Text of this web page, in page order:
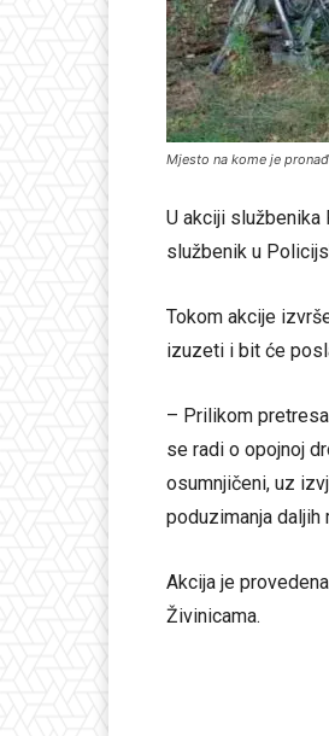
Mjesto na kome je
U akciji službenika
službenik u
Tokom akcije
izuzeti i bit će
– Prilikom
se radi o opojnoj
osumnjičeni, uz
poduzimanja daljih
Akcija je
Živinicama.